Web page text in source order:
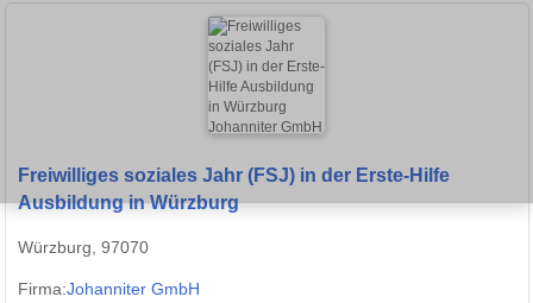
Freiwilliges soziales Jahr (FSJ) in der Erste-Hilfe
Ausbildung in Würzburg
Würzburg, 97070
Firma:Johanniter GmbH